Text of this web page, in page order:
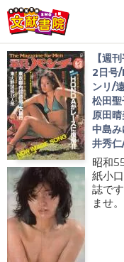
会員登録
ログイン
【週
2日号
ンリ/
松田
原田
中島
井秀
昭和
紙小
誌で
ませ。